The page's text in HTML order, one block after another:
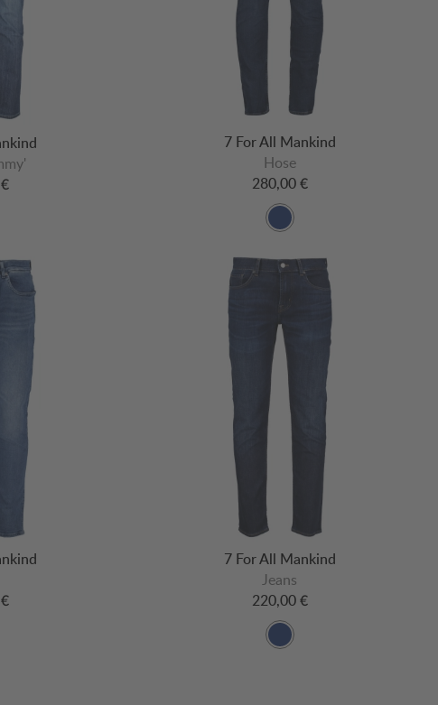
7 For All Mankind
Hose
280,00 €
7 For All Mankind
Jeans
220,00 €